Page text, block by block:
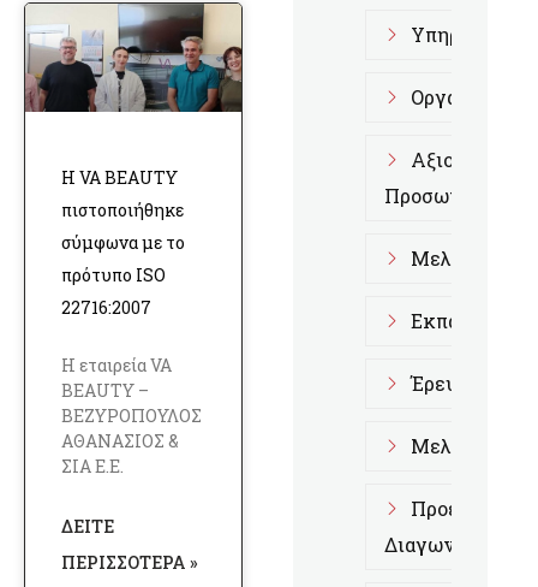
Η VA BEAUTY
πιστοποιήθηκε
σύμφωνα με το
πρότυπο ISO
22716:2007
Η εταιρεία VA
BEAUTY –
ΒΕΖΥΡΟΠΟΥΛΟΣ
ΑΘΑΝΑΣΙΟΣ &
ΣΙΑ Ε.Ε.
ΔΕΊΤΕ
ΠΕΡΙΣΣΌΤΕΡΑ »
Υπηρεσίες
Οργάνωση
Αξιολόγηση
Προσωπικού
Μελέτες
Εκπαίδευση
Έρευνα
Μελέτες
Διαγωνισμούς